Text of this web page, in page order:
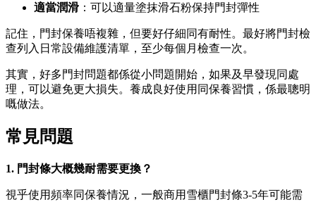
適當潤滑 ：可以適量塗抹滑石粉保持門封彈性
記住，門封保養唔複雜，但要好仔細同有耐性。最好將門封檢
查列入日常設備維護清單，至少每個月檢查一次。
其實，好多門封問題都係從小問題開始，如果及早發現同處
理，可以避免更大損失。養成良好使用同保養習慣，係最聰明
嘅做法。
常見問題
1. 門封條大概幾耐需要更換？
視乎使用頻率同保養情況，一般商用雪櫃門封條3-5年可能需